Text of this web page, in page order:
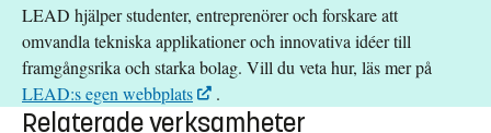
LEAD hjälper studenter, entreprenörer och forskare att
omvandla tekniska applikationer och innovativa idéer till
framgångsrika och starka bolag. Vill du veta hur, läs mer på
LEAD:s egen webbplats
.
Relaterade verksamheter